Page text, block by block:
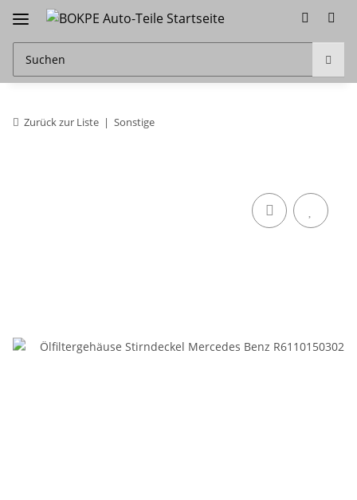
Zurück zur Liste Sonstige